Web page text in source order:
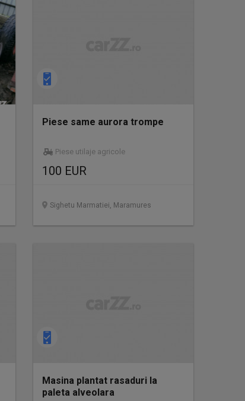
Piese same aurora trompe
Piese utilaje agricole
100 EUR
Sighetu Marmatiei, Maramures
Masina plantat rasaduri la
paleta alveolara